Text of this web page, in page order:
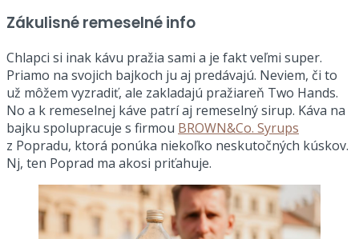
Zákulisné remeselné info
Chlapci si inak kávu pražia sami a je fakt veľmi super.
Priamo na svojich bajkoch ju aj predávajú. Neviem, či to
už môžem vyzradiť, ale zakladajú pražiareň Two Hands.
No a k remeselnej káve patrí aj remeselný sirup. Káva na
bajku spolupracuje s firmou BROWN&Co. Syrups
z Popradu, ktorá ponúka niekoľko neskutočných kúskov.
Nj, ten Poprad ma akosi priťahuje.